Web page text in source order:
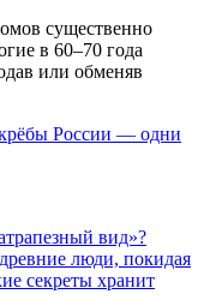
существенно
в 60–70 года
или обменяв
России — одни
вид»?
люди, покидая
секреты хранит